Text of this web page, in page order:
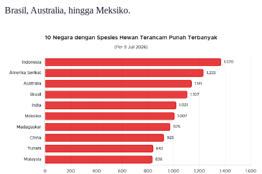
Brasil, Australia, hingga Meksiko.